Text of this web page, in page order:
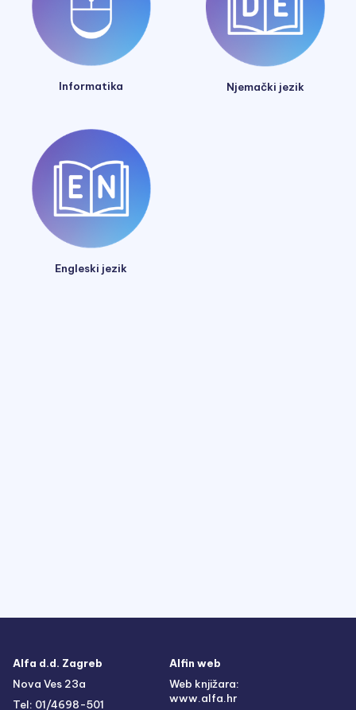
Informatika Njemački jezik
Engleski jezik
Alfa d.d. Zagreb
Nova Ves 23a
Tel: 01/4698-501
Alfin web
Web knjižara:
www.alfa.hr